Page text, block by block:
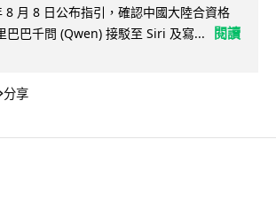
月 8 日公布指引，確認中國大陸合資格
巴巴千問 (Qwen) 接駁至 Siri 及寫...
閱讀
分享